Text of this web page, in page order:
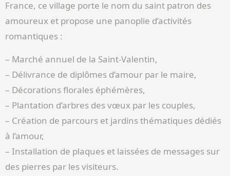
France, ce village porte le nom du saint patron des
amoureux et propose une panoplie d’activités
romantiques :
– Marché annuel de la Saint-Valentin,
– Délivrance de diplômes d’amour par le maire,
– Décorations florales éphémères,
– Plantation d’arbres des vœux par les couples,
– Création de parcours et jardins thématiques dédiés
à l’amour,
– Installation de plaques et laissées de messages sur
des pierres par les visiteurs.